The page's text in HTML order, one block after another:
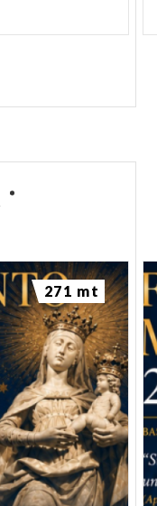
271 mt